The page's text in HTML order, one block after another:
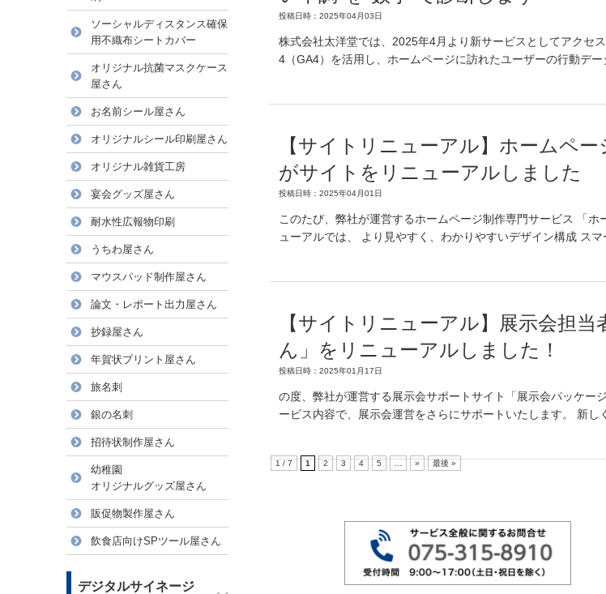
投稿日時：2025年04月03日
株式会社太洋堂では、2025年4月より新サービスとしてアクセ
4（GA4）を活用し、ホームページに訪れたユーザーの行動デ
【サイトリニューアル】ホームペ
がサイトをリニューアルしました
投稿日時：2025年04月01日
このたび、弊社が運営するホームページ制作専門サービス 「
ューアルでは、 より見やすく、わかりやすいデザイン構成 ス
【サイトリニューアル】展示会担
ん」をリニューアルしました！
投稿日時：2025年01月17日
の度、弊社が運営する展示会サポートサイト「展示会パッケ
ービス内容で、展示会運営をさらにサポートいたします。 新し
1 / 7 1 2 3 4 5 » 最後 »
ソーシャルディスタンス確保
用不織布シートカバー
オリジナル抗菌マスクケース
屋さん
お名前シール屋さん
オリジナルシール印刷屋さん
オリジナル雑貨工房
宴会グッズ屋さん
耐水性広報物印刷
うちわ屋さん
マウスパッド制作屋さん
論文・レポート出力屋さん
抄録屋さん
年賀状プリント屋さん
旅名刺
銀の名刺
招待状制作屋さん
幼稚園
オリジナルグッズ屋さん
販促物製作屋さん
飲食店向けSPツール屋さん
デジタルサイネージ